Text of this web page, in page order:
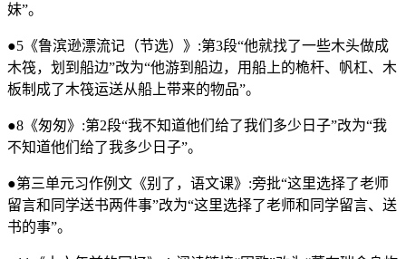
妹”。
●5《鲁滨逊漂流记（节选）》:第3段“他就找了一些木头做成
木筏，划到船边”改为“他游到船边，用船上的桅杆、帆杠、木
板制成了木筏运送从船上带来的物品”。
●8《匆匆》:第2段“我不知道他们给了我们多少日子”改为“我
不知道他们给了我多少日子”。
●第三单元习作例文《别了，语文课》:旁批“这里选择了老师
留言和同学送书两件事”改为“这里选择了老师和同学留言、送
书的事”。